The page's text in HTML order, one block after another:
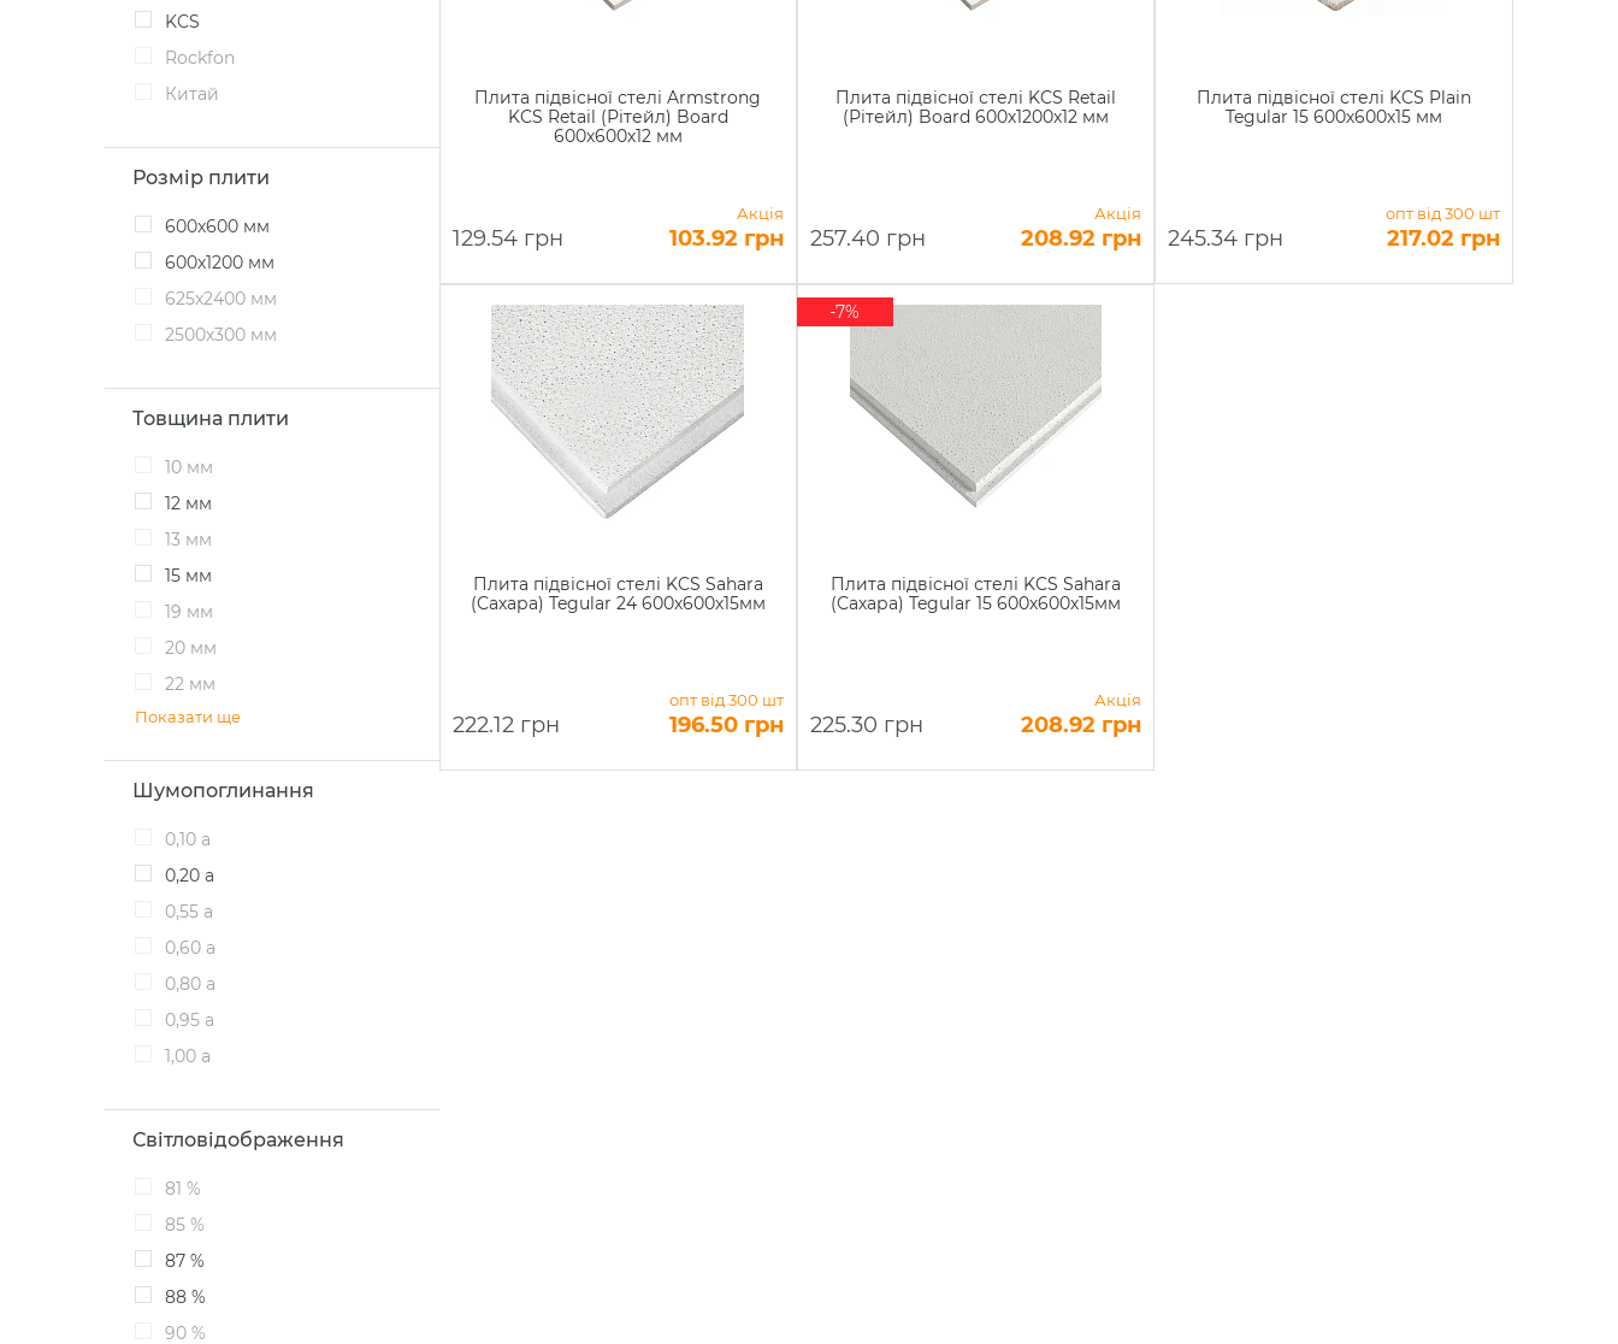
KCS
Rockfon
Китай
Розмір плити
600х600 мм
600х1200 мм
625x2400 мм
2500х300 мм
Товщина плити
10 мм
12 мм
13 мм
15 мм
19 мм
20 мм
22 мм
Показати ще
Шумопоглинання
0,10 a
0,20 а
0,55 a
0,60 а
0,80 a
0,95 а
1,00 а
Світловідображення
81 %
85 %
87 %
88 %
90 %
Плита підвісної стелі Armstrong
KCS Retail (Рітейл) Board
600х600х12 мм
129.54 грн
Акція
103.92 грн
Плита підвісної стелі KCS Retail
(Рітейл) Board 600х1200х12 мм
257.40 грн
Акція
208.92 грн
Плита підвісної стелі KCS Plain
Tegular 15 600х600х15 мм
245.34 грн
опт від 300 шт
217.02 грн
Плита підвісної стелі KCS Sahara
(Сахара) Tegular 24 600х600х15мм
222.12 грн
опт від 300 шт
196.50 грн
Плита підвісної стелі KCS Sahara
(Сахара) Tegular 15 600х600х15мм
-7%
225.30 грн
Акція
208.92 грн